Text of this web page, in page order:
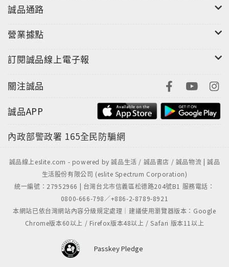
誠品通路
營業據點
訂閱誠品線上電子報
關注誠品
誠品APP
內政部警政署 165全民防騙網
誠品線上eslite.com - powered by 誠品生活 / 誠品書店 / 誠品物流 | 誠品
生活股份有限公司 (eslite Spectrum Corporation)
統一編號：27952966 | 台灣台北市信義區松德路204號B1 服務電話：
0800-666-798／+886-2-8789-8921
本網站已依台灣網站內容分級規定處理｜建議使用瀏覽器版本：Google
Chrome版本60以上 / Firefox版本48以上 / Safari 版本11以上
Passkey Pledge